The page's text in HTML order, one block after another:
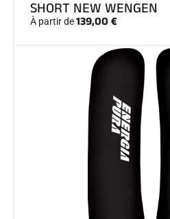
SHORT NEW WENGEN
À partir de139,00 €